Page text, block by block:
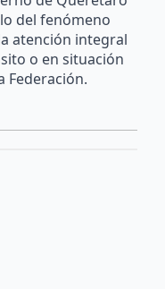
del fenómeno
atención integral
o en situación
Federación.